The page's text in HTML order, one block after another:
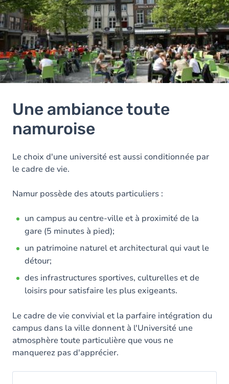
Une ambiance toute
namuroise
Le choix d'une université est aussi conditionnée par
le cadre de vie.
Namur possède des atouts particuliers :
un campus au centre-ville et à proximité de la
gare (5 minutes à pied);
un patrimoine naturel et architectural qui vaut le
détour;
des infrastructures sportives, culturelles et de
loisirs pour satisfaire les plus exigeants.
Le cadre de vie convivial et la parfaire intégration du
campus dans la ville donnent à l'Université une
atmosphère toute particulière que vous ne
manquerez pas d'apprécier.